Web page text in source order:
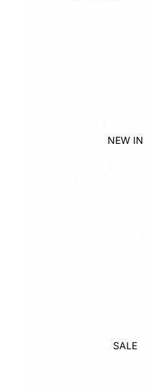
NEW IN
SALE